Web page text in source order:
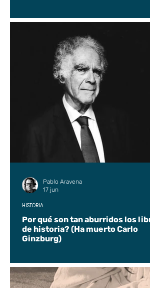
Por qué son tan aburridos los libros
de historia? (Ha muerto Carlo
Ginzburg)
HISTORIA
Pablo Aravena
17 jun